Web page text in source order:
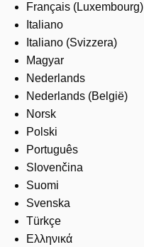
Français (Luxembourg)
Italiano
Italiano (Svizzera)
Magyar
Nederlands
Nederlands (België)
Norsk
Polski
Português
Slovenčina
Suomi
Svenska
Türkçe
Ελληνικά